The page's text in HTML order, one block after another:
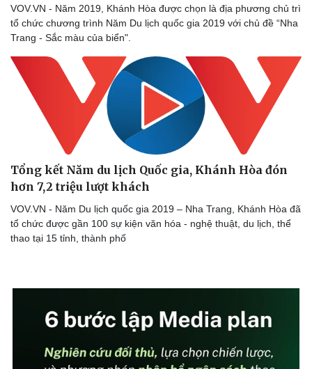
Dinh dưỡng - món ngon
Cây thuốc
Phòng mạch online
Ăn sạch sống khỏe
Nhà đẹp
VOV.VN - Năm 2019, Khánh Hòa được chọn là địa phương chủ trì
tổ chức chương trình Năm Du lịch quốc gia 2019 với chủ đề “Nha
Trang - Sắc màu của biển".
Tổng kết Năm du lịch Quốc gia, Khánh Hòa đón
hơn 7,2 triệu lượt khách
VOV.VN - Năm Du lịch quốc gia 2019 – Nha Trang, Khánh Hòa đã
tổ chức được gần 100 sự kiện văn hóa - nghệ thuật, du lịch, thể
thao tại 15 tỉnh, thành phố